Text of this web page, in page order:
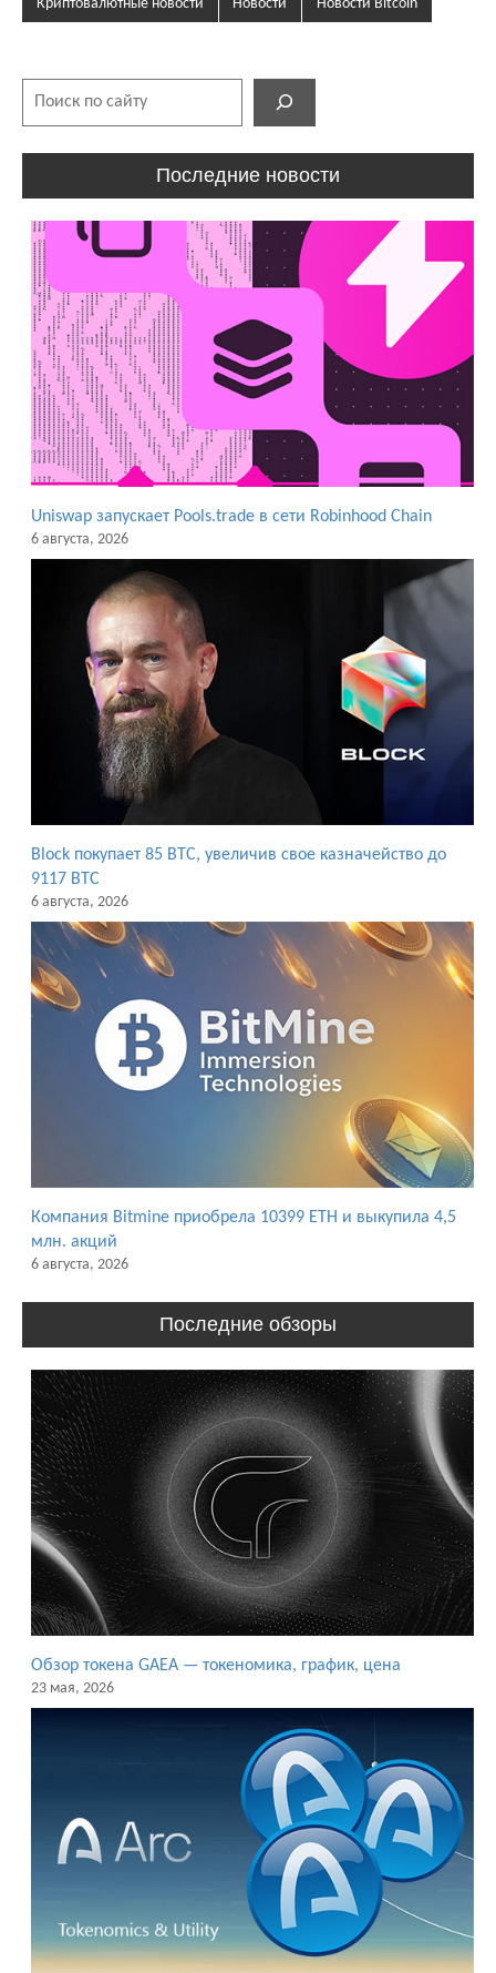
Криптовалютные новости Новости Новости Bitcoin
Последние новости
Uniswap запускает Pools.trade в сети Robinhood Chain
6 августа, 2026
Block покупает 85 BTC, увеличив свое казначейство до
9117 BTC
6 августа, 2026
Компания Bitmine приобрела 10399 ETH и выкупила 4,5
млн. акций
6 августа, 2026
Последние обзоры
Обзор токена GAEA — токеномика, график, цена
23 мая, 2026